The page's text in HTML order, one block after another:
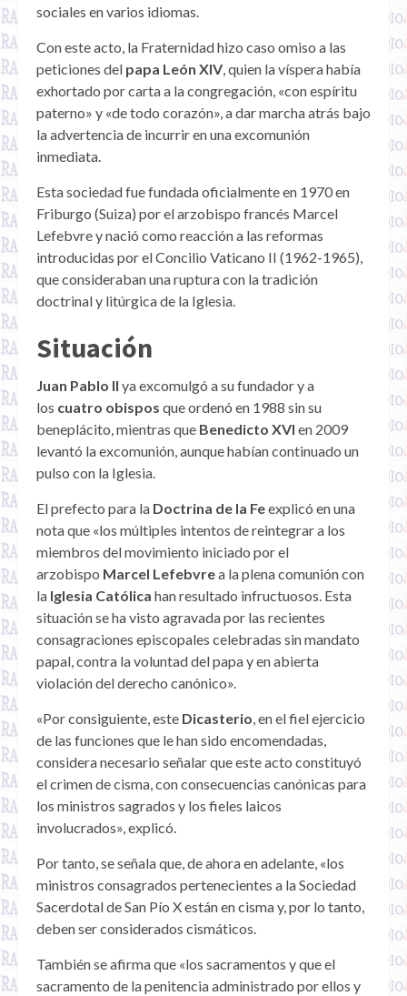
sociales en varios idiomas.
Con este acto, la Fraternidad hizo caso omiso a las
peticiones del papa León XIV, quien la víspera había
exhortado por carta a la congregación, «con espíritu
paterno» y «de todo corazón», a dar marcha atrás bajo
la advertencia de incurrir en una excomunión
inmediata.
Esta sociedad fue fundada oficialmente en 1970 en
Friburgo (Suiza) por el arzobispo francés Marcel
Lefebvre y nació como reacción a las reformas
introducidas por el Concilio Vaticano II (1962-1965),
que consideraban una ruptura con la tradición
doctrinal y litúrgica de la Iglesia.
Situación
Juan Pablo II ya excomulgó a su fundador y a
los cuatro obispos que ordenó en 1988 sin su
beneplácito, mientras que Benedicto XVI en 2009
levantó la excomunión, aunque habían continuado un
pulso con la Iglesia.
El prefecto para la Doctrina de la Feexplicó en una
nota que «los múltiples intentos de reintegrar a los
miembros del movimiento iniciado por el
arzobispo Marcel Lefebvrea la plena comunión con
la Iglesia Católica han resultado infructuosos. Esta
situación se ha visto agravada por las recientes
consagraciones episcopales celebradas sin mandato
papal, contra la voluntad del papa y en abierta
violación del derecho canónico».
«Por consiguiente, este Dicasterio, en el fiel ejercicio
de las funciones que le han sido encomendadas,
considera necesario señalar que este acto constituyó
el crimen de cisma, con consecuencias canónicas para
los ministros sagrados y los fieles laicos
involucrados», explicó.
Por tanto, se señala que, de ahora en adelante, «los
ministros consagrados pertenecientes a la Sociedad
Sacerdotal de San Pío X están en cisma y, por lo tanto,
deben ser considerados cismáticos.
También se afirma que «los sacramentos y que el
sacramento de la penitencia administrado por ellos y